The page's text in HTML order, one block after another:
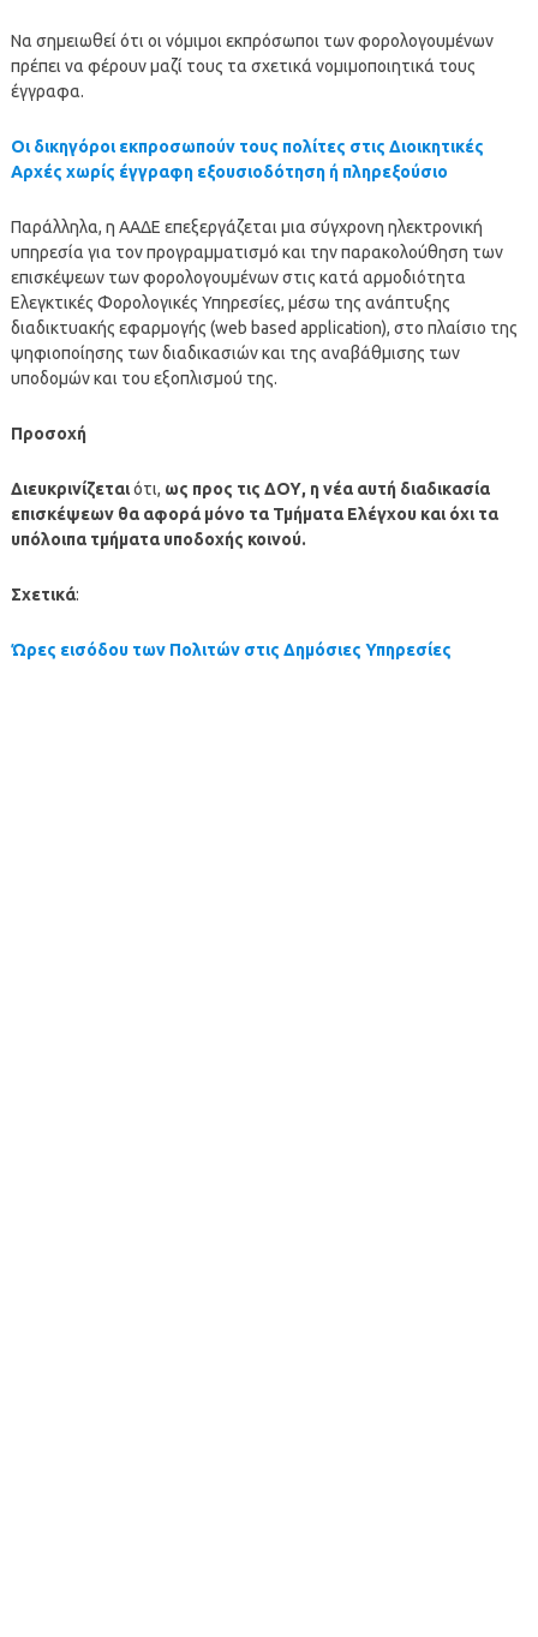
Να σημειωθεί ότι οι νόμιμοι εκπρόσωποι των φορολογουμένων
πρέπει να φέρουν μαζί τους τα σχετικά νομιμοποιητικά τους
έγγραφα.
Οι δικηγόροι εκπροσωπούν τους πολίτες στις Διοικητικές
Αρχές χωρίς έγγραφη εξουσιοδότηση ή πληρεξούσιο
Παράλληλα, η ΑΑΔΕ επεξεργάζεται μια σύγχρονη ηλεκτρονική
υπηρεσία για τον προγραμματισμό και την παρακολούθηση των
επισκέψεων των φορολογουμένων στις κατά αρμοδιότητα
Ελεγκτικές Φορολογικές Υπηρεσίες, μέσω της ανάπτυξης
διαδικτυακής εφαρμογής (web based application), στο πλαίσιο της
ψηφιοποίησης των διαδικασιών και της αναβάθμισης των
υποδομών και του εξοπλισμού της.
Προσοχή
Διευκρινίζεταιότι, ως προς τις ΔΟΥ, η νέα αυτή διαδικασία
επισκέψεων θα αφορά μόνο τα Τμήματα Ελέγχου και όχι τα
υπόλοιπα τμήματα υποδοχής κοινού.
Σχετικά:
Ώρες εισόδου των Πολιτών στις Δημόσιες Υπηρεσίες